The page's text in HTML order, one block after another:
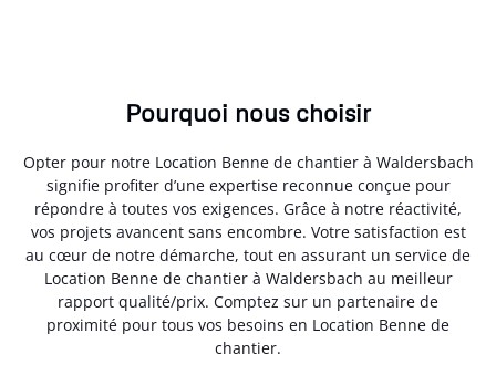
Pourquoi nous choisir
Opter pour notre Location Benne de chantier à Waldersbach
signifie profiter d’une expertise reconnue conçue pour
répondre à toutes vos exigences. Grâce à notre réactivité,
vos projets avancent sans encombre. Votre satisfaction est
au cœur de notre démarche, tout en assurant un service de
Location Benne de chantier à Waldersbach au meilleur
rapport qualité/prix. Comptez sur un partenaire de
proximité pour tous vos besoins en Location Benne de
chantier.